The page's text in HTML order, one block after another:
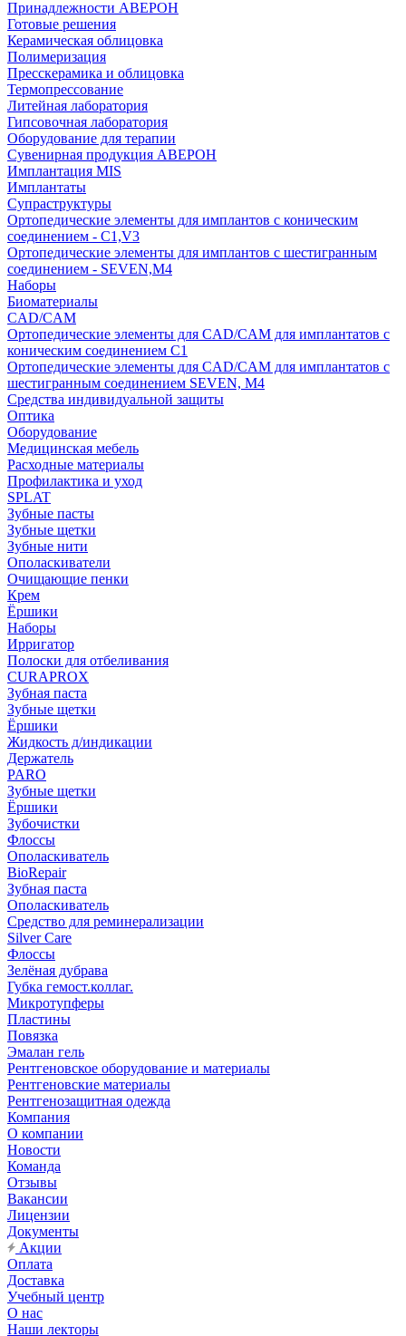
Принадлежности АВЕРОН
Готовые решения
Керамическая облицовка
Полимеризация
Пресскерамика и облицовка
Термопрессование
Литейная лаборатория
Гипсовочная лаборатория
Оборудование для терапии
Сувенирная продукция АВЕРОН
Имплантация MIS
Имплантаты
Супраструктуры
Ортопедические элементы для имплантов с коническим
соединением - C1,V3
Ортопедические элементы для имплантов с шестигранным
соединением - SEVEN,M4
Наборы
Биоматериалы
CAD/CAM
Ортопедические элементы для CAD/CAM для имплантатов с
коническим соединением С1
Ортопедические элементы для CAD/CAM для имплантатов с
шестигранным соединением SEVEN, М4
Средства индивидуальной защиты
Оптика
Оборудование
Медицинская мебель
Расходные материалы
Профилактика и уход
SPLAT
Зубные пасты
Зубные щетки
Зубные нити
Ополаскиватели
Очищающие пенки
Крем
Ёршики
Наборы
Ирригатор
Полоски для отбеливания
CURAPROX
Зубная паста
Зубные щетки
Ёршики
Жидкость д/индикации
Держатель
PARO
Зубные щетки
Ёршики
Зубочистки
Флоссы
Ополаскиватель
BioRepair
Зубная паста
Ополаскиватель
Средство для реминерализации
Silver Care
Флоссы
Зелёная дубрава
Губка гемост.коллаг.
Микротупферы
Пластины
Повязка
Эмалан гель
Рентгеновское оборудование и материалы
Рентгеновские материалы
Рентгенозащитная одежда
Компания
О компании
Новости
Команда
Отзывы
Вакансии
Лицензии
Документы
Акции
Оплата
Доставка
Учебный центр
О нас
Наши лекторы